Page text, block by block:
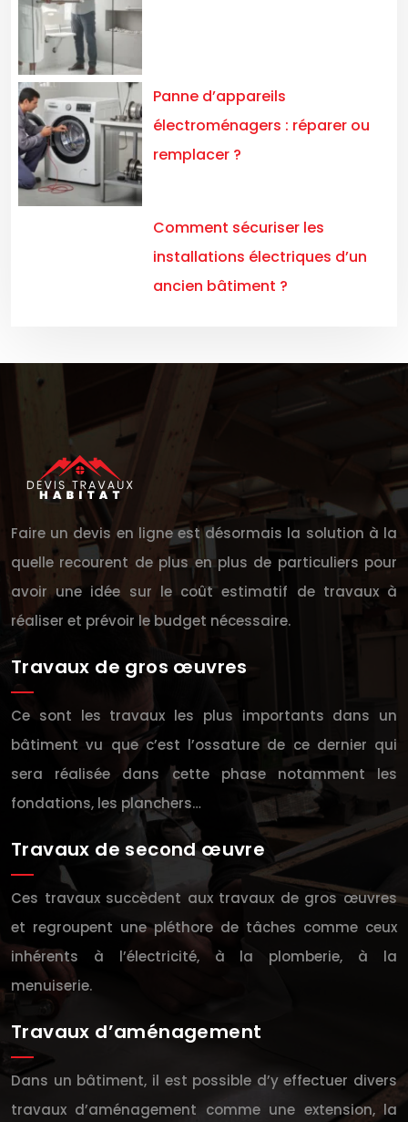
Panne d’appareils
électroménagers : réparer ou
remplacer ?
Comment sécuriser les
installations électriques d’un
ancien bâtiment ?
Faire un devis en ligne est désormais la solution à la
quelle recourent de plus en plus de particuliers pour
avoir une idée sur le coût estimatif de travaux à
réaliser et prévoir le budget nécessaire.
Travaux de gros œuvres
Ce sont les travaux les plus importants dans un
bâtiment vu que c’est l’ossature de ce dernier qui
sera réalisée dans cette phase notamment les
fondations, les planchers…
Travaux de second œuvre
Ces travaux succèdent aux travaux de gros œuvres
et regroupent une pléthore de tâches comme ceux
inhérents à l’électricité, à la plomberie, à la
menuiserie.
Travaux d’aménagement
Dans un bâtiment, il est possible d’y effectuer divers
travaux d’aménagement comme une extension, la